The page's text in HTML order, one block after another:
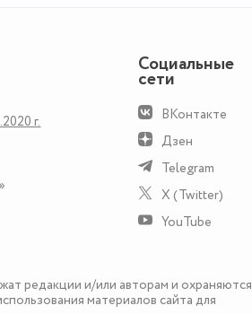
г.
Социальные
сети
ВКонтакте
Дзен
Telegram
X (Twitter)
YouTube
редакции и/или авторам и охраняются
материалов сайта для